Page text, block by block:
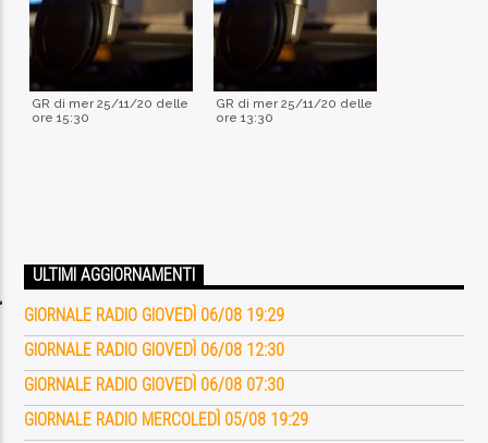
GR di mer 25/11/20 delle
ore 15:30
GR di mer 25/11/20 delle
ore 13:30
ULTIMI AGGIORNAMENTI
GIORNALE RADIO GIOVEDÌ 06/08 19:29
GIORNALE RADIO GIOVEDÌ 06/08 12:30
GIORNALE RADIO GIOVEDÌ 06/08 07:30
GIORNALE RADIO MERCOLEDÌ 05/08 19:29